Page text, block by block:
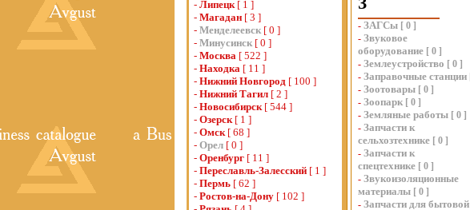
- Липецк[ 1 ]
- Магадан [ 3 ]
- Менделеевск [ 0 ]
- Минусинск [ 0 ]
- Москва [ 522 ]
- Находка [ 11 ]
- Нижний Новгород [ 100 ]
- Нижний Тагил [ 2 ]
- Новосибирск[ 544 ]
- Озерск[ 1 ]
- Омск[ 68 ]
- Орел [ 0 ]
- Оренбург [ 11 ]
- Переславль-Залесский [ 1 ]
- Пермь [ 62 ]
- Ростов-на-Дону [ 102 ]
- ЗАГСы [ 0 ]
- Звуковое
оборудование [ 0 ]
- Землеустройство [ 0 ]
- Заправочные станции
- Зоотовары [ 0 ]
- Зоопарк [ 0 ]
- Земляные работы [ 0 ]
- Запчасти к
сельхозтехнике [ 0 ]
- Запчасти к
спецтехнике [ 0 ]
- Звукоизоляционные
материалы [ 0 ]
- Запчасти для бытовой